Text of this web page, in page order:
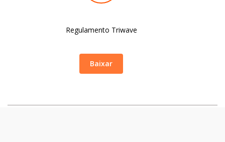
Regulamento Triwave
Baixar